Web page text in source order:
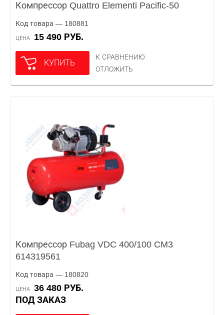
Компрессор Quattro Elementi Pacific-50
Код товара — 180881
ЦЕНА 15 490 РУБ.
КУПИТЬ
К СРАВНЕНИЮ
ОТЛОЖИТЬ
Компрессор Fubag VDC 400/100 CM3
614319561
Код товара — 180820
ЦЕНА
36 480 РУБ.
ПОД ЗАКАЗ